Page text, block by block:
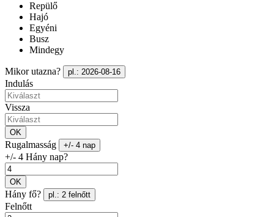
Repülő
Hajó
Egyéni
Busz
Mindegy
Mikor utazna? pl.: 2026-08-16
Indulás
Vissza
OK
Rugalmasság +/- 4 nap
+/- 4 Hány nap?
OK
Hány fő? pl.: 2 felnőtt
Felnőtt